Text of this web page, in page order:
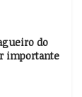
do
importante